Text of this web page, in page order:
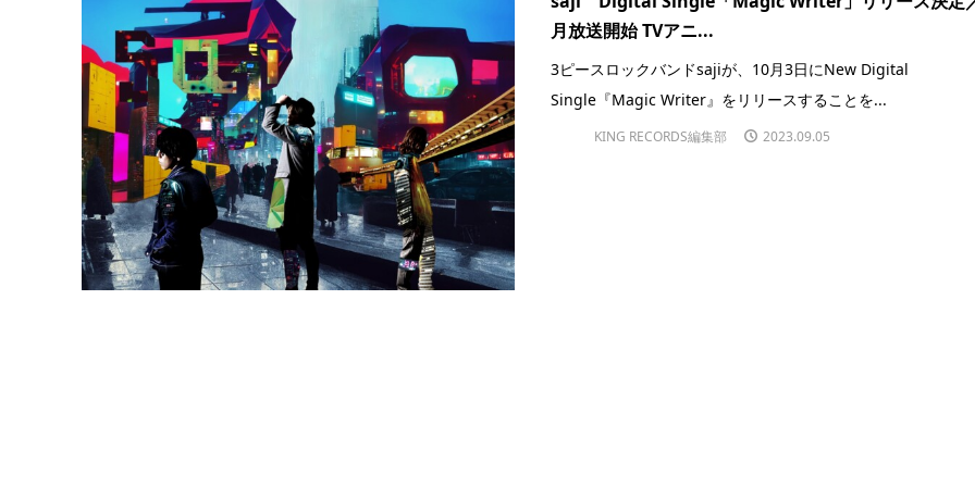
月放送開始 TVアニ...
3ピースロックバンドsajiが、10月3日にNew Digital
Single『Magic Writer』をリリースすることを...
KING RECORDS編集部 2023.09.05